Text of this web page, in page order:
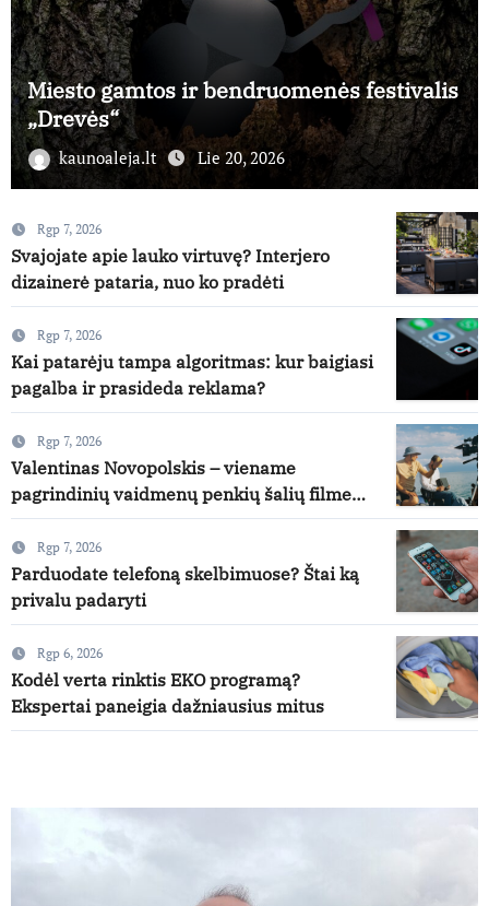
Miesto gamtos ir bendruomenės festivalis
„Drevės“
kaunoaleja.lt Lie 20, 2026
Rgp 7, 2026
Svajojate apie lauko virtuvę? Interjero
dizainerė pataria, nuo ko pradėti
Rgp 7, 2026
Kai patarėju tampa algoritmas: kur baigiasi
pagalba ir prasideda reklama?
Rgp 7, 2026
Valentinas Novopolskis – viename
pagrindinių vaidmenų penkių šalių filme
„Nugalėtoja“: Lietuvos kino teatruose – nuo
rugpjūčio 7-osios
Rgp 7, 2026
Parduodate telefoną skelbimuose? Štai ką
privalu padaryti
Rgp 6, 2026
Kodėl verta rinktis EKO programą?
Ekspertai paneigia dažniausius mitus